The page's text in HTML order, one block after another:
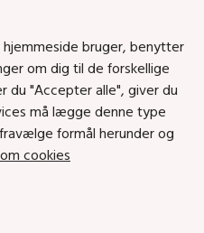
som RSS feed
bruger, benytter
om dig til de forskellige
du "Accepter alle", giver du
må lægge denne type
formål herunder og
cookies